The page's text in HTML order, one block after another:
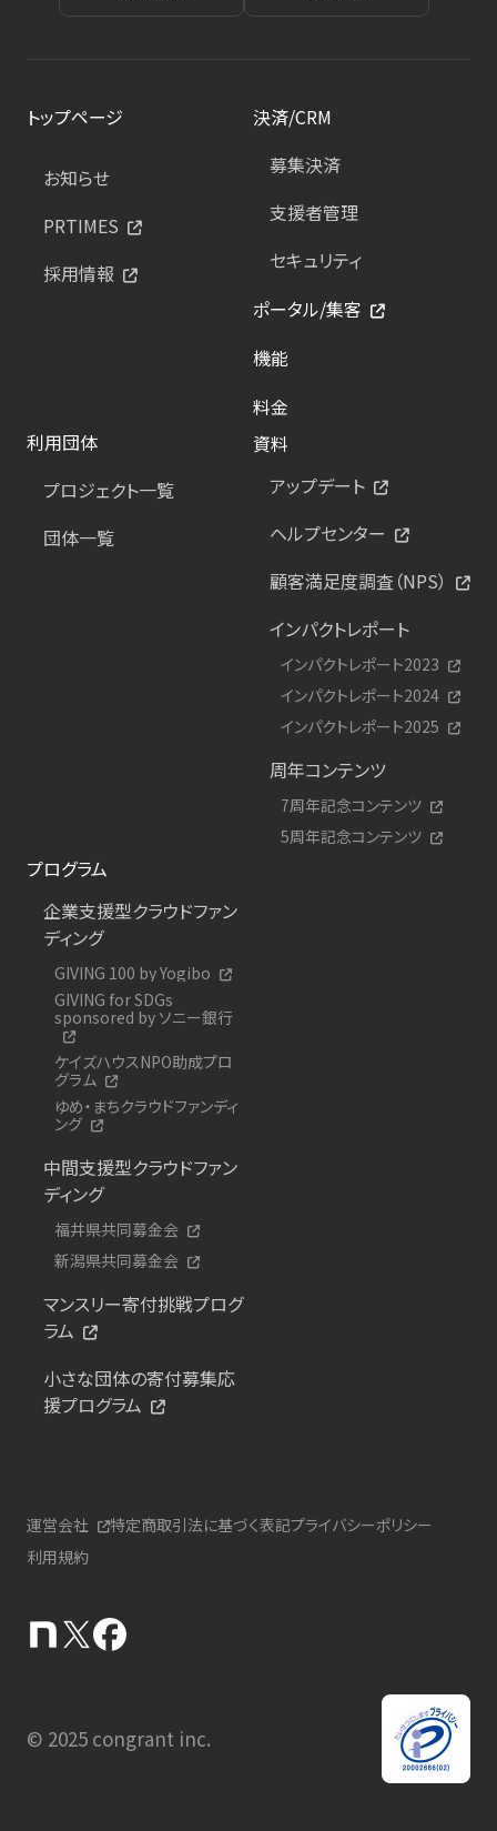
トップページ
お知らせ
PRTIMES
採用情報
決済/CRM
募集決済
支援者管理
セキュリティ
ポータル/集客
機能
料金
利用団体
プロジェクト一覧
団体一覧
資料
アップデート
ヘルプセンター
顧客満足度調査（NPS）
インパクトレポート
インパクトレポート2023
インパクトレポート2024
インパクトレポート2025
周年コンテンツ
7周年記念コンテンツ
5周年記念コンテンツ
プログラム
企業支援型クラウドファン
ディング
GIVING 100 by Yogibo
GIVING for SDGs
sponsored by ソニー銀行
ケイズハウスNPO助成プロ
グラム
ゆめ・まちクラウドファンディ
ング
中間支援型クラウドファン
ディング
福井県共同募金会
新潟県共同募金会
マンスリー寄付挑戦プログ
ラム
小さな団体の寄付募集応
援プログラム
運営会社 特定商取引法に基づく表記プライバシーポリシー
利用規約
© 2025 congrant inc.